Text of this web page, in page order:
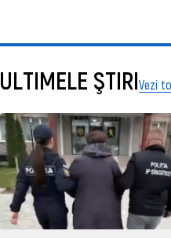
ULTIMELE ŞTIRIVezi